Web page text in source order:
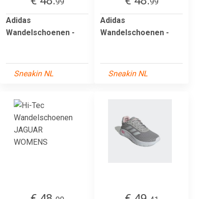
Adidas
Wandelschoenen -
Sneakin NL
Adidas
Wandelschoenen -
Sneakin NL